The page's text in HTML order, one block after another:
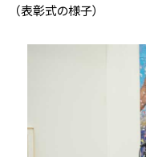
（表彰式の様子）